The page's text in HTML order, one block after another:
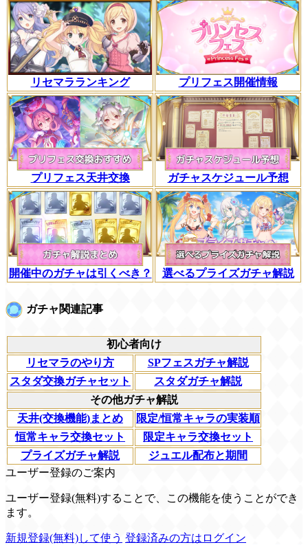
リセマラランキング プリフェス開催情報
プリフェス天井交換 ガチャスケジュール予想
開催中のガチャは引くべき？ 選べるプライズガチャ解説
ガチャ関連記事
初心者向け
リセマラのやり方
SPフェスガチャ解説
スタダ交換ガチャセット
スタダガチャ解説
その他ガチャ解説
天井(交換機能)まとめ
限定/恒常キャラの実装順
恒常キャラ交換セット
限定キャラ交換セット
プライズガチャ解説
ジュエル配布と期間
ユーザー登録のご案内
ユーザー登録(無料)することで、この機能を使うことができ
ます。
新規登録(無料)して使う 登録済みの方はログイン